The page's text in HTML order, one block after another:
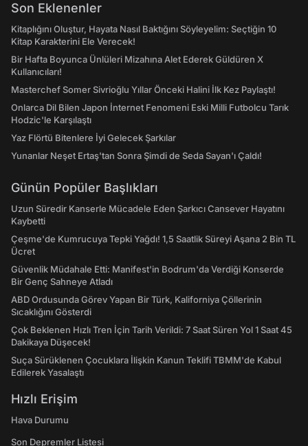
Son Eklenenler
Kitaplığını Oluştur, Hayata Nasıl Baktığını Söyleyelim: Seçtiğin 10
Kitap Karakterini Ele Verecek!
Bir Hafta Boyunca Ünlüleri Mizahına Alet Ederek Güldüren X
Kullanıcıları!
Masterchef Somer Sivrioğlu Yıllar Önceki Halini İlk Kez Paylaştı!
Onlarca Dil Bilen Japon İnternet Fenomeni Eski Milli Futbolcu Tarık
Hodzic'le Karşılaştı
Yaz Flörtü Bitenlere İyi Gelecek Şarkılar
Yunanlar Neşet Ertaş'tan Sonra Şimdi de Seda Sayan'ı Çaldı!
Günün Popüler Başlıkları
Uzun Süredir Kanserle Mücadele Eden Şarkıcı Cansever Hayatını
Kaybetti
Çeşme'de Kumrucuya Tepki Yağdı! 1,5 Saatlik Süreyi Aşana 2 Bin TL
Ücret
Güvenlik Müdahale Etti: Manifest'in Bodrum'da Verdiği Konserde
Bir Genç Sahneye Atladı
ABD Ordusunda Görev Yapan Bir Türk, Kaliforniya Çöllerinin
Sıcaklığını Gösterdi
Çok Beklenen Hızlı Tren İçin Tarih Verildi: 7 Saat Süren Yol 1 Saat 45
Dakikaya Düşecek!
Suça Sürüklenen Çocuklara İlişkin Kanun Teklifi TBMM'de Kabul
Edilerek Yasalaştı
Hızlı Erişim
Hava Durumu
Son Depremler Listesi